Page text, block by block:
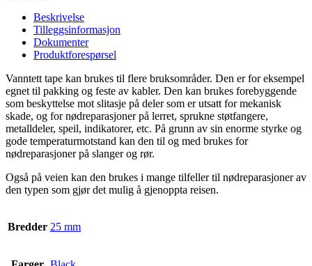
Beskrivelse
Tilleggsinformasjon
Dokumenter
Produktforespørsel
Vanntett tape kan brukes til flere bruksområder. Den er for eksempel
egnet til pakking og feste av kabler. Den kan brukes forebyggende
som beskyttelse mot slitasje på deler som er utsatt for mekanisk
skade, og for nødreparasjoner på lerret, sprukne støtfangere,
metalldeler, speil, indikatorer, etc. På grunn av sin enorme styrke og
gode temperaturmotstand kan den til og med brukes for
nødreparasjoner på slanger og rør.
Også på veien kan den brukes i mange tilfeller til nødreparasjoner av
den typen som gjør det mulig å gjenoppta reisen.
Bredder 25 mm